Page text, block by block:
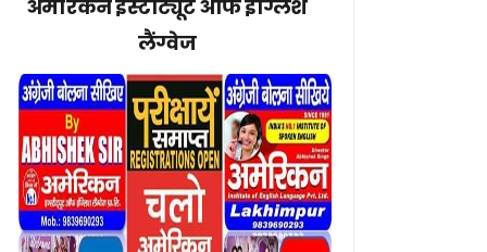
अमेरिकन इंस्टीट्यूट ऑफ इंग्लिश
लैंग्वेज